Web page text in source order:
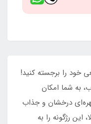
خود را برجسته کنید!
به شما امکان
درخشان و جذاب
این رژگونه را به